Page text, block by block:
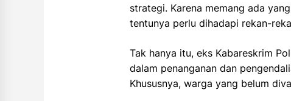
strategi. Karena memang ada
tentunya perlu dihadapi rekan-
Tak hanya itu, eks Kabareskrim
dalam penanganan dan
Khususnya, warga yang belum